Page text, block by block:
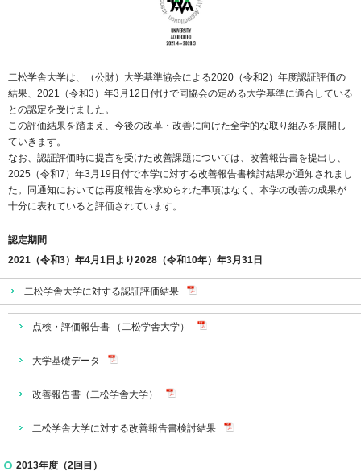
二松学舎大学は、（公財）大学基準協会による2020（令和2）年度認証評価の
結果、2021（令和3）年3月12日付けで同協会の定める大学基準に適合している
との認定を受けました。
この評価結果を踏まえ、今後の改革・改善に向けた全学的な取り組みを展開し
ていきます。
なお、認証評価時に提言を受けた改善課題については、改善報告書を提出し、
2025（令和7）年3月19日付で本学に対する改善報告書検討結果が通知されまし
た。同通知においては再度報告を求められた事項はなく、本学の改善の成果が
十分に表れていると評価されています。
認定期間
2021（令和3）年4月1日より2028（令和10年）年3月31日
二松学舎大学に対する認証評価結果
点検・評価報告書 （二松学舎大学）
大学基礎データ
改善報告書（二松学舎大学）
二松学舎大学に対する改善報告書検討結果
2013年度（2回目）